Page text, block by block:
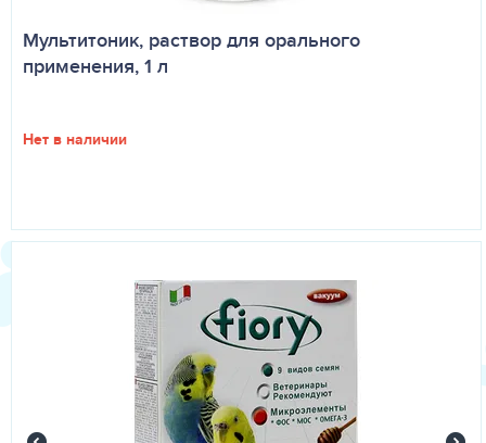
Мультитоник, раствор для орального
применения, 1 л
Нет в наличии